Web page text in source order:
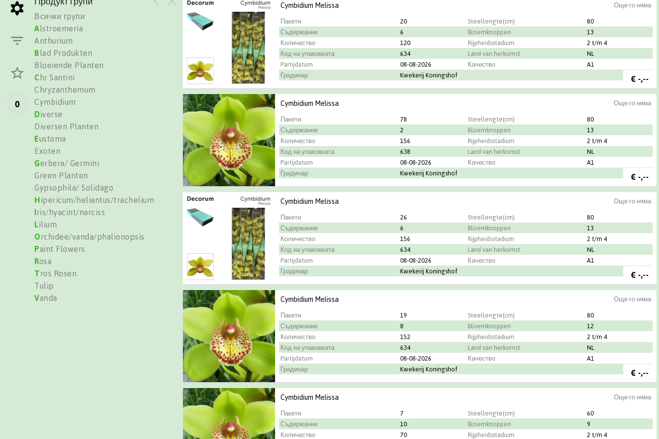
0
Всички групи
Alstroemeria
Anthurium
Blad Produkten
Bloeiende Planten
C hr Santini
Chryzanthemum
Cymbidium
Diverse
Diversen Planten
Eustoma
Exoten
Gerbera/ Germini
Green Planten
Gypsophila/ Solidago
Hipericum/heliantus/trachelium
Iris/hyacint/narciss
Lilium
Orchidee/vanda/phalionopsis
Paint Flowers
Rosa
Tros Rosen
Tulip
Vanda
Още го няма
Cymbidium Melissa
Пакети 20 Steellengte(cm)
80
Съдержание
6 Bloemknoppen
13
Количество
120 Rijpheidsstadium
2 t/m 4
Код на упаковката
634 Land van herkomst
NL
Partijdatum
08-08-2026 Качество
A1
Градинар
Kwekerij Koningshof € -,--
Още го няма
Cymbidium Melissa
Пакети 78 Steellengte(cm)
80
Съдержание
2 Bloemknoppen
13
Количество
156 Rijpheidsstadium
2 t/m 4
Код на упаковката
638 Land van herkomst
NL
Partijdatum
08-08-2026 Качество
A1
Градинар
Kwekerij Koningshof € -,--
Още го няма
Cymbidium Melissa
Пакети 26 Steellengte(cm)
80
Съдержание
6 Bloemknoppen
13
Количество
156 Rijpheidsstadium
2 t/m 4
Код на упаковката
634 Land van herkomst
NL
Partijdatum
08-08-2026 Качество
A1
Градинар
Kwekerij Koningshof € -,--
Още го няма
Cymbidium Melissa
Пакети 19 Steellengte(cm)
80
Съдержание
8 Bloemknoppen
12
Количество
152 Rijpheidsstadium
2 t/m 4
Код на упаковката
634 Land van herkomst
NL
Partijdatum
08-08-2026 Качество
A1
Градинар
Kwekerij Koningshof € -,--
Още го няма
Cymbidium Melissa
Пакети 7 Steellengte(cm)
60
Съдержание
10 Bloemknoppen
9
Количество
70 Rijpheidsstadium 2 t/m 4